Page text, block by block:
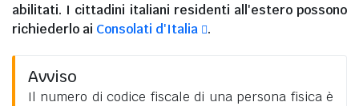
abilitati. I cittadini italiani residenti all'esteropossono
richiederlo ai Consolati d'Italia .
Avviso
Il numero di codice fiscale di una persona fisica è